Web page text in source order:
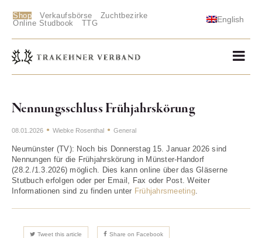
Shop Verkaufsbörse
Zuchtbezirke
Online Studbook
TTG English
Nennungsschluss Frühjahrskörung
08.01.2026 Wiebke Rosenthal General
Neumünster (TV): Noch bis Donnerstag 15. Januar 2026 sind
Nennungen für die Frühjahrskörung in Münster-Handorf
(28.2./1.3.2026) möglich. Dies kann online über das Gläserne
Stutbuch erfolgen oder per Email, Fax oder Post. Weiter
Informationen sind zu finden unter Frühjahrsmeeting.
Tweet this article Share on Facebook